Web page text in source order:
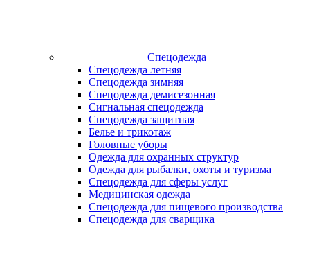
Спецодежда
Спецодежда летняя
Спецодежда зимняя
Спецодежда демисезонная
Сигнальная спецодежда
Спецодежда защитная
Белье и трикотаж
Головные уборы
Одежда для охранных структур
Одежда для рыбалки, охоты и туризма
Спецодежда для сферы услуг
Медицинская одежда
Спецодежда для пищевого производства
Спецодежда для сварщика